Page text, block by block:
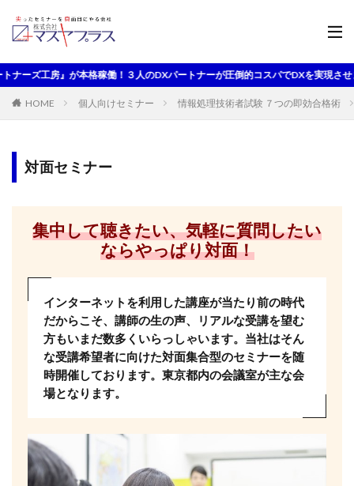
房』が本格稼働！３人のDXパートナーが圧倒的コスパでDXを実現させます
HOME 個人向けセミナー 情報処理技術者試験 ７つの即効合格術
対面セミナー
集中して聴きたい、気軽に質問したい
ならやっぱり対面！
インターネットを利用した講座が当たり前の時代
だからこそ、講師の生の声、リアルな受講を望む
方もいまだ数多くいらっしゃいます。当社はそん
な受講希望者に向けた対面集合型のセミナーを随
時開催しております。東京都内の会議室が主な会
場となります。